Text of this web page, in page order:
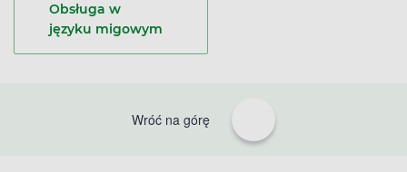
Obsługa w
języku migowym
Wróć na górę